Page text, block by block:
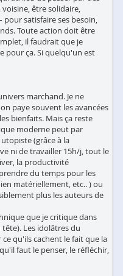
être solidaire,
pour satisfaire ses besoin,
Toute action doit être
il faudrait que je
pour ça. Si quelqu'un est
marchand. Je ne
paye souvent les avancées
bienfaits. Mais ça reste
moderne peut par
(grâce à la
ni de travailler 15h/j, tout le
la productivité
du temps pour les
matériellement, etc.. ) ou
plus les auteurs de
que je critique dans
Les idolâtres du
qu'ils cachent le fait que la
faut le penser, le réfléchir,